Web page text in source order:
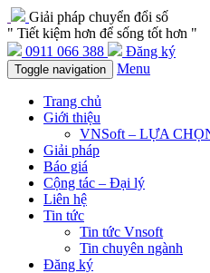
Giải pháp chuyển đổi số
" Tiết kiệm hơn để sống tốt hơn "
0911 066 388
Đăng ký
Toggle navigation Menu
Trang chủ
Giới thiệu
VNSoft – LỰA
Giải pháp
Báo giá
Cộng tác – Đại lý
Liên hệ
Tin tức
Tin tức Vnsoft
Tin chuyên ngành
Đăng ký